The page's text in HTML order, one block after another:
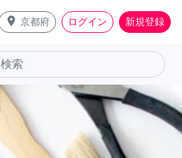
place 京都府 ログイン 新規登録